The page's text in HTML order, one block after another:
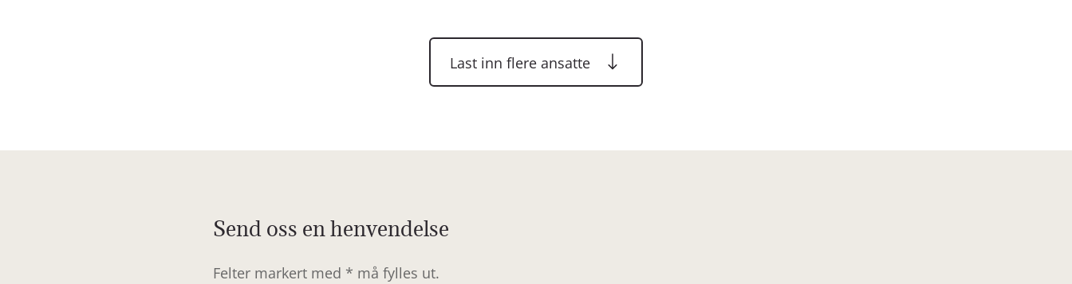
Last inn flere ansatte
Send oss en henvendelse
Felter markert med * må fylles ut.